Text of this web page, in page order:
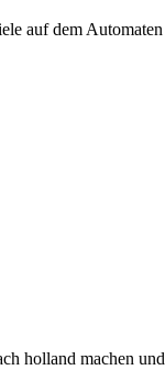
auf dem
holland machen